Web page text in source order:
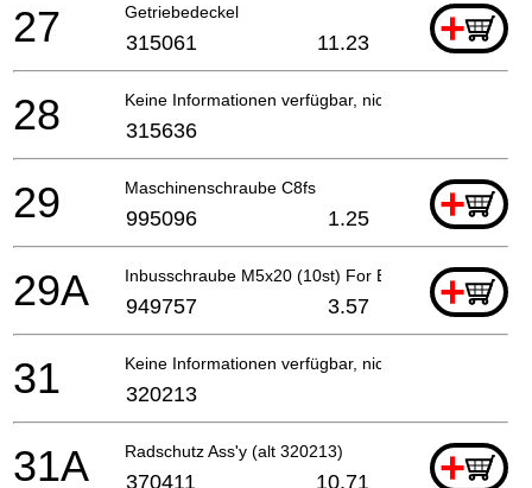
Getriebedeckel +
27 315061 11.23
Keine Informationen verfügbar, nicht bestellbar
28 315636
Maschinenschraube C8fs +
29 995096 1.25
Inbusschraube M5x20 (10st) For Europe +
29A 949757 3.57
Keine Informationen verfügbar, nicht bestellbar
31 320213
Radschutz Ass'y (alt 320213) +
31A 370411 10.71